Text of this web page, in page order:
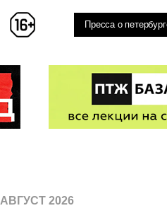
Пресса о
АВГУСТ 2026